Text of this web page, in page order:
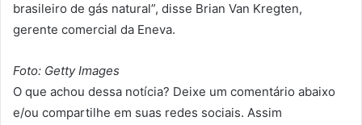
brasileiro de gás natural”, disse Brian Van Kregten,
gerente comercial da Eneva.
Foto: Getty Images
O que achou dessa notícia? Deixe um comentário abaixo
e/ou compartilhe em suas redes sociais. Assim